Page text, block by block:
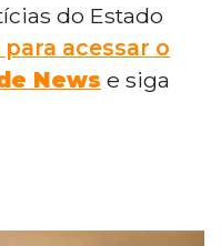
do Estado
acessar o
News e siga